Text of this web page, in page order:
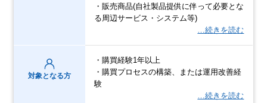
・販売商品(自社製品提供に伴って必要とな
る周辺サービス・システム等)
…続きを読む
対象となる方
・購買経験1年以上
・購買プロセスの構築、または運用改善経
験
…続きを読む